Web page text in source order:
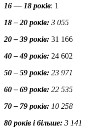
16 — 18 років: 1
18 – 20 років: 3 055
20 – 39 років: 31 166
40 – 49 років: 24 602
50 – 59 років: 23 971
60 – 69 років: 22 535
70 – 79 років: 10 258
80 років і більше: 3 141